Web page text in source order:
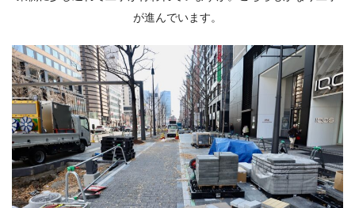
が進んでいます。